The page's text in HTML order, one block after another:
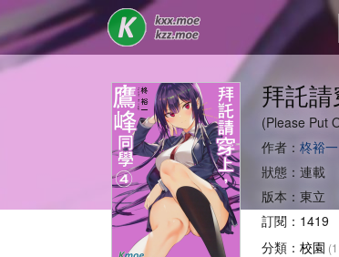
拜託
(Please Put
作者： 柊裕一
狀態：連載
版本：東立
訂閱：
分類： 校園